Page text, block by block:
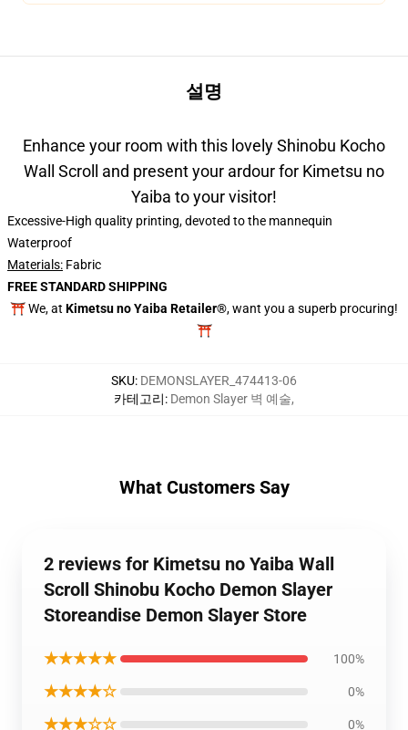
설명
Enhance your room with this lovely Shinobu Kocho
Wall Scroll and present your ardour for Kimetsu no
Yaiba to your visitor!
Excessive-High quality printing, devoted to the mannequin
Waterproof
Materials: Fabric
FREE STANDARD SHIPPING
⛩️ We, at Kimetsu no Yaiba Retailer®, want you a superb procuring!
⛩️
SKU: DEMONSLAYER_474413-06
카테고리: Demon Slayer 벽 예술,
What Customers Say
2 reviews for Kimetsu no Yaiba Wall
Scroll Shinobu Kocho Demon Slayer
Storeandise Demon Slayer Store
★★★★★ 100%
★★★★☆ 0%
★★★☆☆ 0%